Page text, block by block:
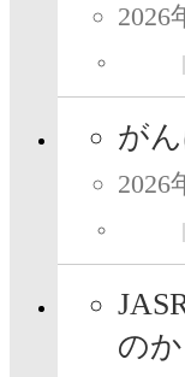
2026
が
2026
の